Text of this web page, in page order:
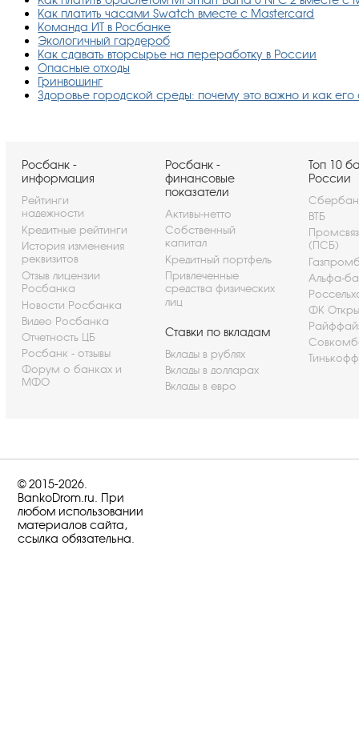
Как платить часами Swatch вместе с Mastercard
Команда ИТ в Росбанке
Экологичный гардероб
Как сдавать вторсырье на переработку в России
Опасные отходы
Гринвошинг
Здоровье городской среды: почему это важно и как
Росбанк -
информация
Рейтинги
надежности
Кредитные рейтинги
История изменения
реквизитов
Отзыв лицензии
Росбанка
Новости Росбанка
Видео Росбанка
Отчетность ЦБ
Росбанк - отзывы
Форум о банках и
МФО
Росбанк -
финансовые
показатели
Активы-нетто
Собственный
капитал
Кредитный портфель
Привлеченные
средства физических
лиц
Ставки по вкладам
Вклады в рублях
Вклады в долларах
Вклады в евро
Топ 10
России
ВТБ
(ПСБ)
Альфа-
ФК
© 2015-2026.
BankoDrom.ru. При
любом использовании
материалов сайта,
ссылка обязательна.